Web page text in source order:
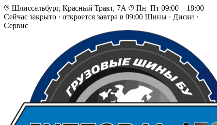
Шлиссельбург, Красный Тракт, 7А
Пн–Пт 09:00 – 18:00
Сейчас закрыто · откроется завтра в 09:00 Шины · Диски ·
Сервис